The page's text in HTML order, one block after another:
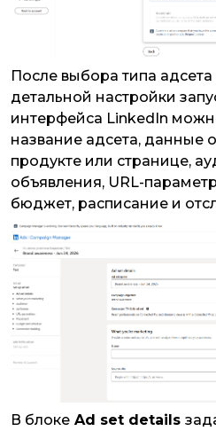
После выбора типа адсета
детальной настройки
интерфейса LinkedIn
название адсета, данные
продукте или странице,
объявления, URL-
бюджет, расписание и
В блоке Ad set details